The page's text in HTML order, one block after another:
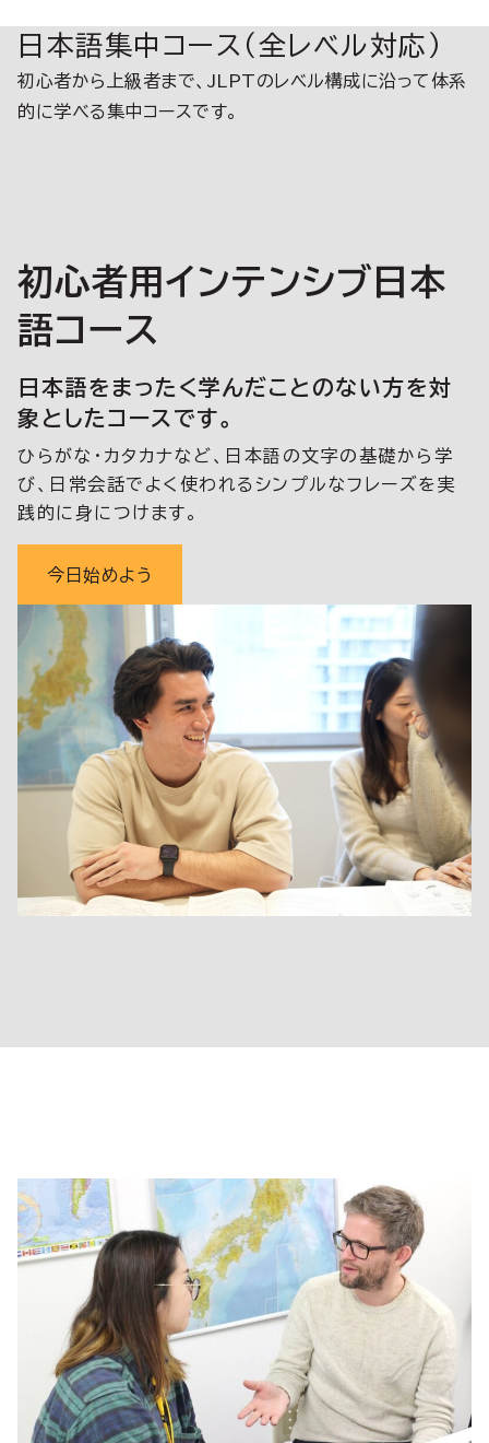
日本語集中コース（全レベル対応）
初心者から上級者まで、JLPTのレベル構成に沿って体系
的に学べる集中コースです。
初心者用インテンシブ日本
語コース
日本語をまったく学んだことのない方を対
象としたコースです。
ひらがな・カタカナなど、日本語の文字の基礎から学
び、日常会話でよく使われるシンプルなフレーズを実
践的に身につけます。
今日始めよう